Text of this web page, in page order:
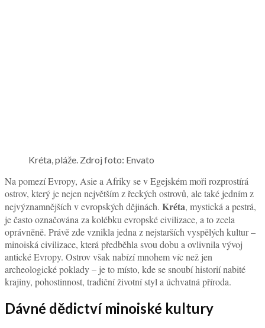
Kréta, pláže. Zdroj foto: Envato
Na pomezí Evropy, Asie a Afriky se v Egejském moři rozprostírá
ostrov, který je nejen největším z řeckých ostrovů, ale také jedním z
nejvýznamnějších v evropských dějinách. Kréta, mystická a pestrá,
je často označována za kolébku evropské civilizace, a to zcela
oprávněně. Právě zde vznikla jedna z nejstarších vyspělých kultur –
minoiská civilizace, která předběhla svou dobu a ovlivnila vývoj
antické Evropy. Ostrov však nabízí mnohem víc než jen
archeologické poklady – je to místo, kde se snoubí historií nabité
krajiny, pohostinnost, tradiční životní styl a úchvatná příroda.
Dávné dědictví minoiské kultury